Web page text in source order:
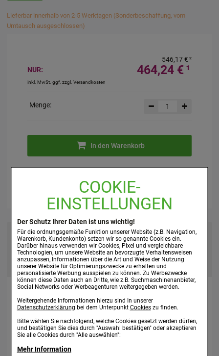
COOKIE-
EINSTELLUNGEN
Der Schutz Ihrer Daten ist uns wichtig!
Für die ordnungsgemäße Funktion unserer Website (z.B. Navigation,
Warenkorb, Kundenkonto) setzen wir so genannte Cookies ein.
Darüber hinaus verwenden wir Cookies, Pixel und vergleichbare
Technologien, um unsere Website an bevorzugte Verhaltensweisen
anzupassen, Informationen über die Art und Weise der Nutzung
unserer Website für Optimierungszwecke zu erhalten und
personalisierte Werbung ausspielen zu können. Zu Werbezwecke
können diese Daten auch an Dritte, wie z.B. Suchmaschinenanbieter,
Social Networks oder Werbeagenturen weitergegeben werden.
Weitergehende Informationen hierzu sind In unserer
Datenschutzerklärung bei dem Unterpunkt Cookieszu finden.
Bitte wählen Sie nachfolgend, welche Cookies gesetzt werden dürfen,
und bestätigen Sie dies durch "Auswahl bestätigen" oder akzeptieren
Sie alle Cookies durch "Alle auswählen":
Mehr Information
Lieferbar innerhalb von 2-5 Werktagen (Sonderbeschaffung, vom
Umtausch ausgeschlossen)
NUR: 464,24 € ¹
546,17 €²
inkl. MwSt. ggf. zzgl. Versandkosten
Menge:
In den Warenkorb
Produktbeschreibung
Wirkstoff
Beipackzettel
Suche Produkt
Suche Anbieter
Produktbeschreibung
Helixor® M (Apfel = Malus)
Für eine ausgeprägte Immunstimulation
Mit Ausnahme der für Helixor® A aufgeführten